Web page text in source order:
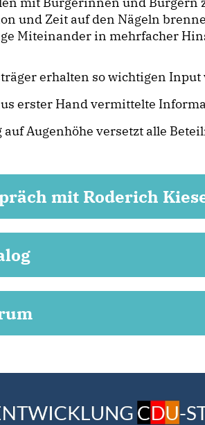
und Zeit auf den Nägeln
Miteinander in mehrfacher
erhalten so wichtigen
erster Hand vermittelte
auf Augenhöhe versetzt alle
mit Roderich